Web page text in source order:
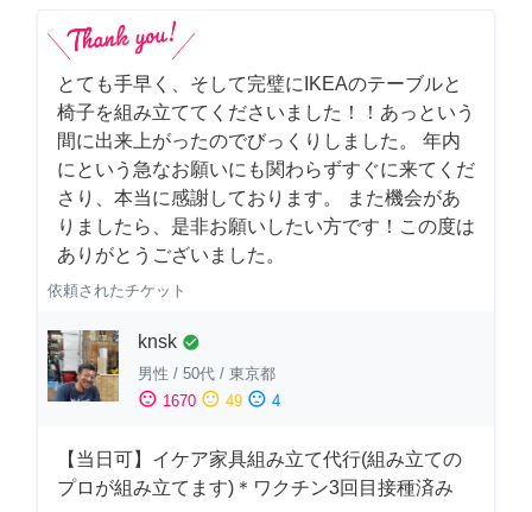
とても手早く、そして完璧にIKEAのテーブルと
椅子を組み立ててくださいました！！あっという
間に出来上がったのでびっくりしました。 年内
にという急なお願いにも関わらずすぐに来てくだ
さり、本当に感謝しております。 また機会があ
りましたら、是非お願いしたい方です！この度は
ありがとうございました。
依頼されたチケット
knsk check_circle
男性 / 50代 / 東京都
sentiment_satisfied 1670 sentiment_neutral 49 sentiment_dissatisfied 4
【当日可】イケア家具組み立て代行(組み立ての
プロが組み立てます)＊ワクチン3回目接種済み